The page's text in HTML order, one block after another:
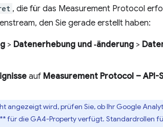
, die für das Measurement Protocol
den Sie gerade erstellt haben:
> Datenerhebung und ‑änderung >
auf Measurement Protocol – API-
angezeigt wird, prüfen Sie, ob Ihr Google
für die GA4-Property verfügt. Standardrollen